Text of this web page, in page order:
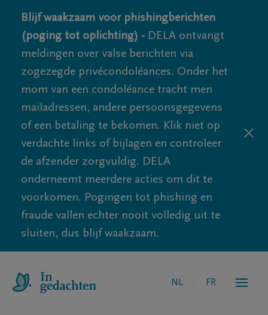
Blijf waakzaam voor phishingberichten
(poging tot oplichting) - DELA ontvangt
meldingen over valse berichten via
zogezegde privécondoléances. Onder het
mom van een condoléance tracht men
mailadressen, andere persoonsgegevens
of een betaling te bekomen. Klik niet op
verdachte links of bijlagen en controleer
de afzender zorgvuldig. DELA
onderneemt meerdere acties om dit te
voorkomen. Pogingen tot phishing en
fraude vallen echter nooit volledig uit te
sluiten, dus blijf waakzaam.
NL FR